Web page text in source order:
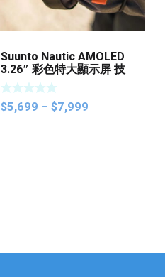
Suunto Nautic AMOLED
3.26″ 彩色特大顯示屏 技
術潛水8氣瓶整合功能 潛
水電腦
$5,699 – $7,999